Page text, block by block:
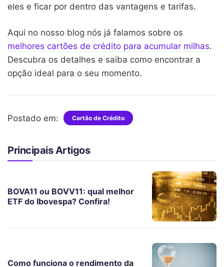
eles e ficar por dentro das vantagens e tarifas.
Aqui no nosso blog nós já falamos sobre os
melhores cartões de crédito para acumular milhas.
Descubra os detalhes e saiba como encontrar a
opção ideal para o seu momento.
Postado em: Cartão de Crédito
Principais Artigos
BOVA11 ou BOVV11: qual melhor
ETF do Ibovespa? Confira!
Como funciona o rendimento da